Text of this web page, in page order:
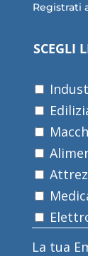
Registrati
SCEGLI
La tua